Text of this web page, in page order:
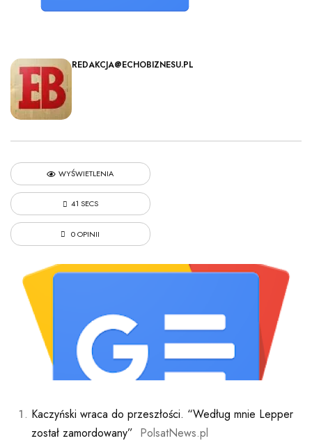
REDAKCJA@ECHOBIZNESU.PL
WYŚWIETLENIA
41 SECS
0 OPINII
Kaczyński wraca do przeszłości. “Według mnie Lepper
został zamordowany” PolsatNews.pl